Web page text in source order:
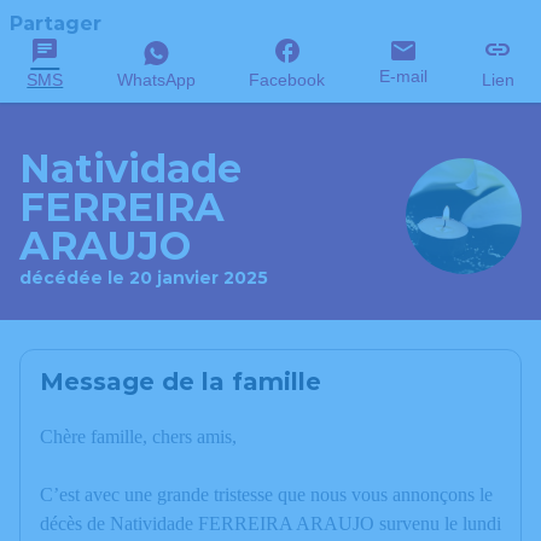
Partager
SMS WhatsApp Facebook E-mail Lien
Natividade
FERREIRA
ARAUJO
décédée le 20 janvier 2025
Message de la famille
Chère famille, chers amis,
C’est avec une grande tristesse que nous vous annonçons le
décès de Natividade FERREIRA ARAUJO survenu le lundi